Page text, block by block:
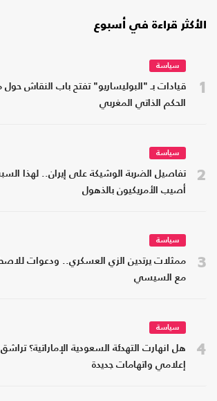
الأكثر قراءة في أسبوع
1
سياسة
قيادات بـ "البوليساريو" تفتح باب النقاش حول
الحكم الذاتي المغربي
2
سياسة
تفاصيل الضربة الوشيكة على إيران.. لهذا
أصيب الأمريكيون بالذهول
3
سياسة
ممثلات يرتدين الزي العسكري.. ودعوات
مع السيسي
4
سياسة
هل انهارت التهدئة السعودية الإماراتية؟ تراشق
إعلامي واتهامات جديدة